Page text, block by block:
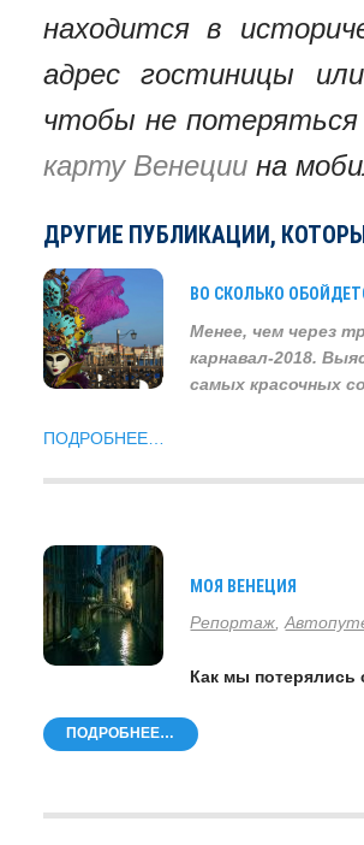
находится в
адрес гостиницы
чтобы не потеряться
карту Венеции на
ДРУГИЕ ПУБЛИКАЦИИ,
ВО СКОЛЬКО
Менее, чем через
карнавал-2018.
самых красочных
ПОДРОБНЕЕ…
МОЯ ВЕНЕЦИЯ
Репортаж,
Как мы потерялись
ПОДРОБНЕЕ…